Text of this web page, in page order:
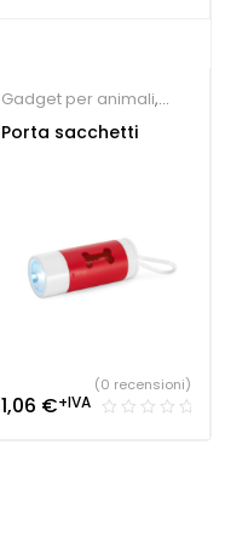
Gadget per animali,
Utensili e luci
Porta sacchetti
1,06 €+IVA
(0 recensioni)